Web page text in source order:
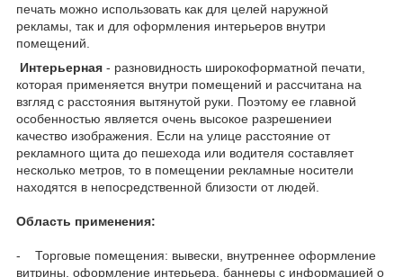
печать можно использовать как для целей наружной
рекламы, так и для оформления интерьеров внутри
помещений.
Интерьерная - разновидность широкоформатной печати,
которая применяется внутри помещений и рассчитана на
взгляд с расстояния вытянутой руки. Поэтому ее главной
особенностью является очень высокое разрешениеи
качество изображения. Если на улице расстояние от
рекламного щита до пешехода или водителя составляет
несколько метров, то в помещении рекламные носители
находятся в непосредственной близости от людей.
Область применения:
- Торговые помещения: вывески, внутреннее оформление
витрины, оформление интерьера, баннеры с информацией о